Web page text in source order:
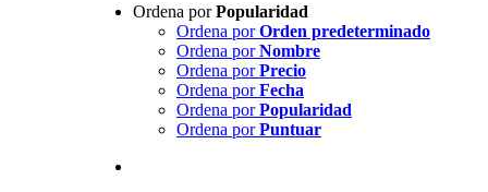
Ordena porPopularidad
Ordena porOrden predeterminado
Ordena porNombre
Ordena porPrecio
Ordena porFecha
Ordena porPopularidad
Ordena porPuntuar